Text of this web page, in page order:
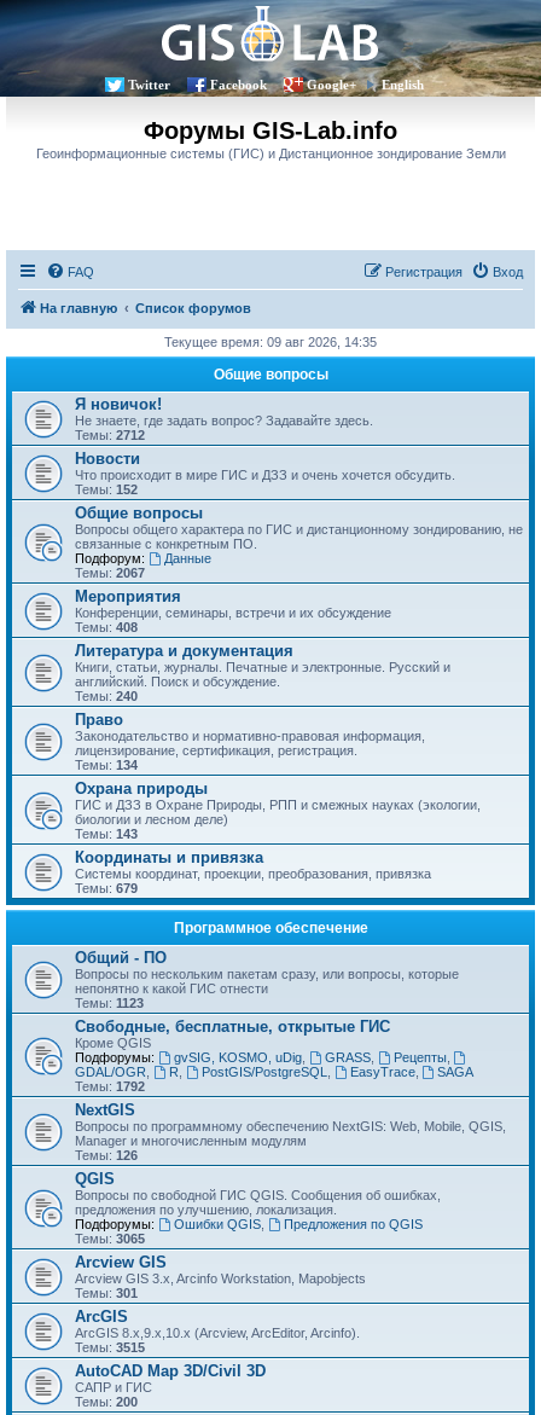
Twitter Facebook Google+ English
Форумы GIS-Lab.info
Геоинформационные системы (ГИС) и Дистанционное зондирование Земли
FAQ Вход
Регистрация
На главную Список форумов
Текущее время: 09 авг 2026, 14:35
Общие вопросы
Я новичок!
Не знаете, где задать вопрос? Задавайте здесь.
Темы: 2712
Новости
Что происходит в мире ГИС и ДЗЗ и очень хочется обсудить.
Темы: 152
Общие вопросы
Вопросы общего характера по ГИС и дистанционному зондированию, не
связанные с конкретным ПО.
Подфорум:
Данные
Темы: 2067
Мероприятия
Конференции, семинары, встречи и их обсуждение
Темы: 408
Литература и документация
Книги, статьи, журналы. Печатные и электронные. Русский и
английский. Поиск и обсуждение.
Темы: 240
Право
Законодательство и нормативно-правовая информация,
лицензирование, сертификация, регистрация.
Темы: 134
Охрана природы
ГИС и ДЗЗ в Охране Природы, РПП и смежных науках (экологии,
биологии и лесном деле)
Темы: 143
Координаты и привязка
Системы координат, проекции, преобразования, привязка
Темы: 679
Программное обеспечение
Общий - ПО
Вопросы по нескольким пакетам сразу, или вопросы, которые
непонятно к какой ГИС отнести
Темы: 1123
Свободные, бесплатные, открытые ГИС
Кроме QGIS
Подфорумы:
gvSIG, KOSMO, uDig, GRASS, Рецепты,
GDAL/OGR
R PostGIS/PostgreSQL EasyTrace,
SAGA
Темы: 1792
NextGIS
Вопросы по программному обеспечению NextGIS: Web, Mobile, QGIS,
Manager и многочисленным модулям
Темы: 126
QGIS
Вопросы по свободной ГИС QGIS. Сообщения об ошибках,
предложения по улучшению, локализация.
Подфорумы:
Ошибки QGIS,
Предложения по QGIS
Темы: 3065
Arcview GIS
Arcview GIS 3.x, Arcinfo Workstation, Mapobjects
Темы: 301
ArcGIS
ArcGIS 8.x,9.x,10.x (Arcview, ArcEditor, Arcinfo).
Темы: 3515
AutoCAD Map 3D/Civil 3D
САПР и ГИС
Темы: 200